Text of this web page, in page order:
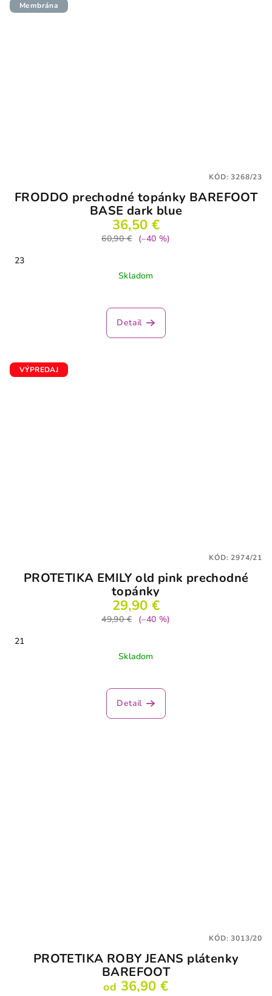
Membrána
FRODDO prechodné topánky BAREFOOT
BASE dark blue
36,50 €
60,90 €
(–40 %)
23
Skladom
Detail
KÓD:3268/23
VÝPREDAJ
PROTETIKA EMILY old pink prechodné
topánky
29,90 €
49,90 €
(–40 %)
21
Skladom
Detail
KÓD:2974/21
PROTETIKA ROBY JEANS plátenky
BAREFOOT
od 36,90 €
KÓD:3013/20